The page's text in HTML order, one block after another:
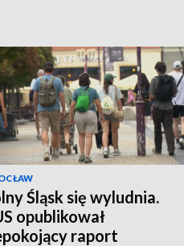
Śląsk się wyludnia.
opublikował
raport